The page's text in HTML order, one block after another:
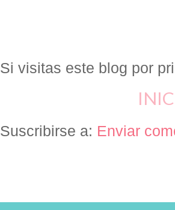
Si visitas este blog por
Suscribirse a: Enviar